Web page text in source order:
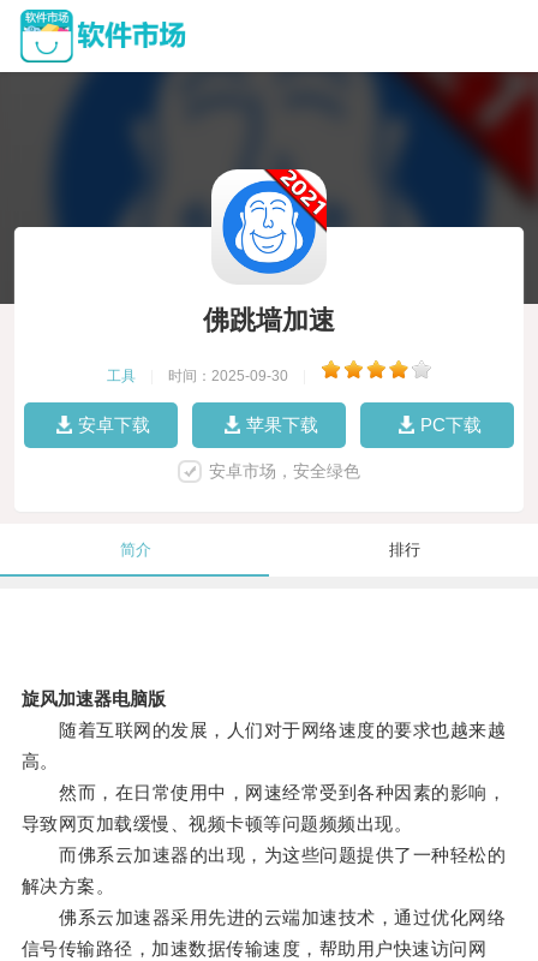
佛跳墙加速
工具 时间：2025-09-30
安卓下载 苹果下载 PC下载
安卓市场，安全绿色
简介 排行
旋风加速器电脑版
随着互联网的发展，人们对于网络速度的要求也越来越
高。
然而，在日常使用中，网速经常受到各种因素的影响，
导致网页加载缓慢、视频卡顿等问题频频出现。
而佛系云加速器的出现，为这些问题提供了一种轻松的
解决方案。
佛系云加速器采用先进的云端加速技术，通过优化网络
信号传输路径，加速数据传输速度，帮助用户快速访问网